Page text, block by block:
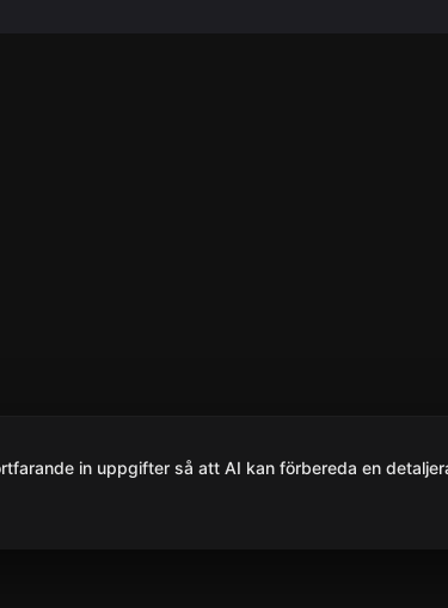
in uppgifter så att AI kan förbereda en